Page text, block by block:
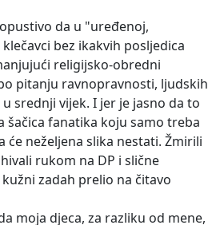
da u "uređenoj,
bez ikakvih posljedica
religijsko-obredni
pitanju ravnopravnosti, ljudskih
srednji vijek. I jer je jasno da to
šačica fanatika koju samo treba
će neželjena slika nestati. Žmirili
rukom na DP i slične
zadah prelio na čitavo
moja djeca, za razliku od mene,